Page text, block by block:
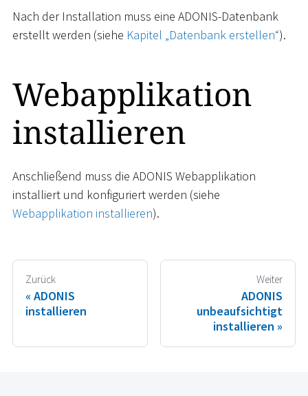
Nach der Installation muss eine ADONIS-Datenbank
erstellt werden (siehe Kapitel „Datenbank erstellen“).
Webapplikation
installieren
Anschließend muss die ADONIS Webapplikation
installiert und konfiguriert werden (siehe
Webapplikation installieren).
Zurück
ADONIS
installieren
Weiter
ADONIS
unbeaufsichtigt
installieren